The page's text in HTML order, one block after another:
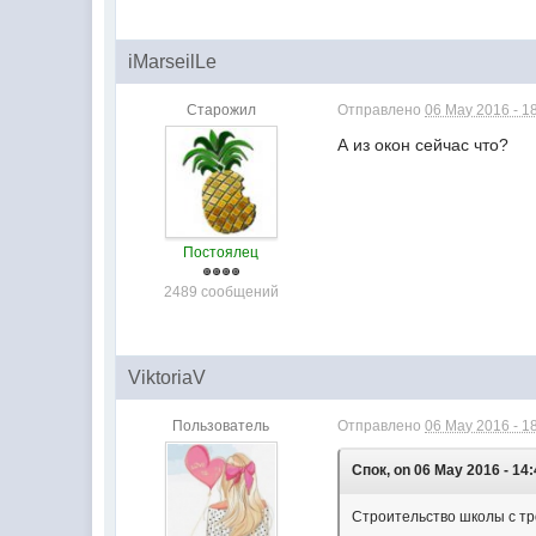
iMarseilLe
Старожил
Постоялец
2489 сообщений
Отправлено06 May 2016 -
А из окон сейчас что?
ViktoriaV
Пользователь Отправлено06 May 2016 -
Спок, on 06 May 2016 -
Строительство школы с